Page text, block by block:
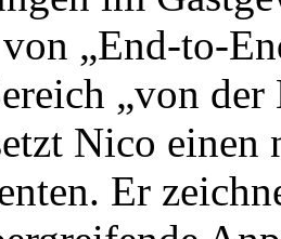
„End-to-
„von
Nico
Er